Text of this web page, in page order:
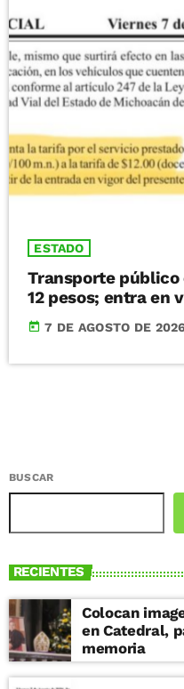
ESTADO
Transporte público
12 pesos; entra en
today 7 DE AGOSTO DE 2026
BUSCAR
RECIENTES
Colocan
en Catedral,
memoria